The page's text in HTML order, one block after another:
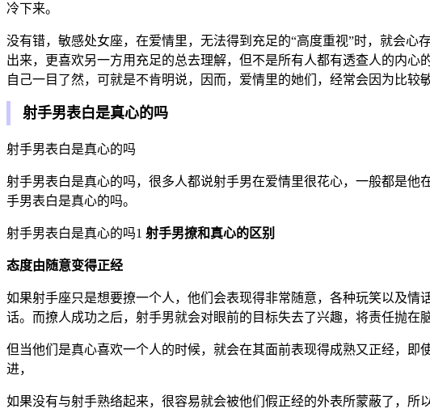
冷下来。
没有错，敏感处女座，在爱情里，无法得到充足的“高度重视”时，就会
出来，更喜欢另一方用充足的总去理解，但不是所有人都有透查人的内
自己一目了然，可就是不肯明说，因而，爱情里的她们，经常会因为比较
射手男表白是真心的吗
射手男表白是真心的吗
射手男表白是真心的吗，很多人都说射手男在爱情里很花心，一般都是
手男表白是真心的吗。
射手男表白是真心的吗1 射手男撩和真心的区别
态度由随意变得正经
如果射手座只是想要撩一个人，他们会表现得非常随意，各种玩笑以及
话。而撩人成功之后，射手男就会对眼前的目标失去了兴趣，将责任抛在
但当他们是真心喜欢一个人的时候，就会在其面前表现得成熟又正经，
进，
如果没有与射手熟络起来，很容易就会被他们假正经的外表所蒙蔽了，所